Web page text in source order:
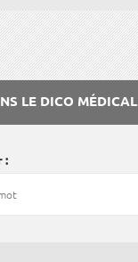
LE DICO MÉDICAL